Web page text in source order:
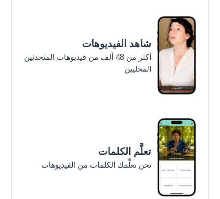
شاهد الفيديوهات
أكثر من 48 ألف من فيديوهات المتحدثين
المحليين
تعلَّم الكلمات
نحن نعلِّمك الكلمات من الفيديوهات